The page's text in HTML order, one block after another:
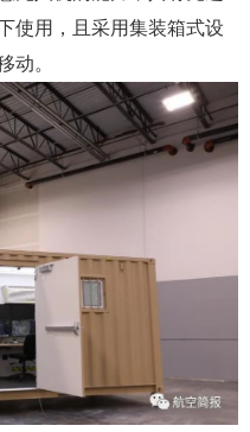
使用，且采用集装箱式设
动。